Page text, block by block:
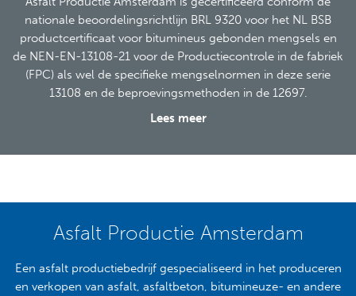
nationale beoordelingsrichtlijn BRL 9320 voor het NL BSB
productcertificaat voor bitumineus gebonden mengsels en
de NEN-EN-13108-21 voor de Productiecontrole in de fabriek
(FPC) als wel de specifieke mengselnormen in deze serie
13108 en de beproevingsmethoden in de 12697.
Lees meer
Asfalt Productie Amsterdam
Een asfalt productiebedrijf gespecialiseerd in het produceren
en verkopen van asfalt, asfaltbeton, bitumineuze- en andere